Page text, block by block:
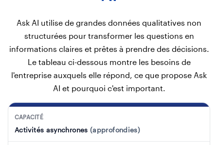
Ask AI utilise de grandes données qualitatives non
structurées pour transformer les questions en
informations claires et prêtes à prendre des décisions.
Le tableau ci-dessous montre les besoins de
l'entreprise auxquels elle répond, ce que propose Ask
AI et pourquoi c'est important.
Comparaison de Recollective et Discuss.io pour la recherche asynchrone, les flux
C
a
e
i
CAPACITÉ
Activités asynchrones(approfondies)